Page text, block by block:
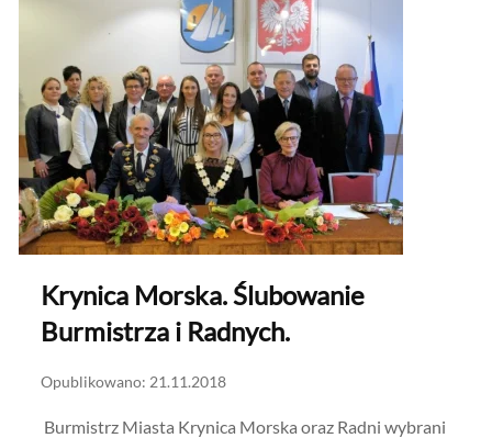
Krynica Morska. Ślubowanie
Burmistrza i Radnych.
Opublikowano: 21.11.2018
Burmistrz Miasta Krynica Morska oraz Radni wybrani